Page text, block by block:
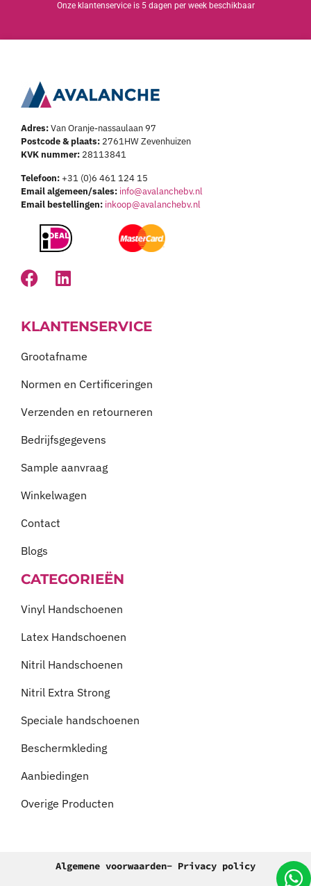
Onze klantenservice is 5 dagen per week beschikbaar
Adres:Van Oranje-nassaulaan 97
Postcode & plaats: 2761HW Zevenhuizen
KVK nummer: 28113841
Telefoon:+31 (0)6 461 124 15
Email algemeen/sales: info@avalanchebv.nl
Email bestellingen: inkoop@avalanchebv.nl
KLANTENSERVICE
Grootafname
Normen en Certificeringen
Verzenden en retourneren
Bedrijfsgegevens
Sample aanvraag
Winkelwagen
Contact
Blogs
CATEGORIEËN
Vinyl Handschoenen
Latex Handschoenen
Nitril Handschoenen
Nitril Extra Strong
Speciale handschoenen
Beschermkleding
Aanbiedingen
Overige Producten
Algemene voorwaarden- Privacy policy